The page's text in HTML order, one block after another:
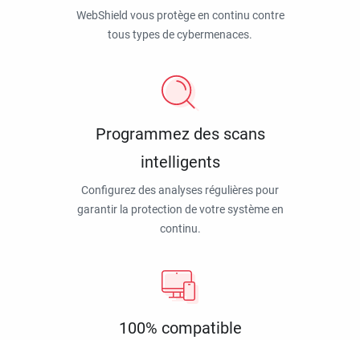
WebShield vous protège en continu contre
tous types de cybermenaces.
Programmez des scans
intelligents
Configurez des analyses régulières pour
garantir la protection de votre système en
continu.
100% compatible